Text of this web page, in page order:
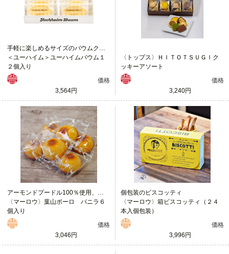
手軽に楽しめるサイズのバウムクーヘン
＜ユーハイム＞ユーハイムバウム１
２個入り
価格
3,564円
〈トップス〉ＨＩＴＯＴＳＵＧＩク
ッキーアソート
価格
3,240円
アーモンドプードル100％使用、小麦粉不使用の焼き菓子
〈マーロウ〉葉山ボーロ バニラ６
個入り
価格
3,046円
個包装のビスコッティ
〈マーロウ〉箱ビスコッティ（２４
本入個包装）
価格
3,996円